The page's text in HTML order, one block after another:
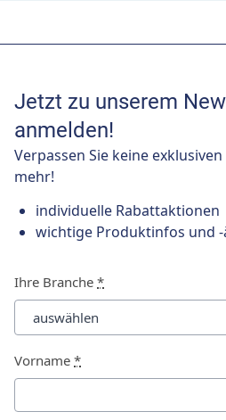
Jetzt zu unserem
anmelden!
Verpassen Sie keine
mehr!
individuelle Rabattaktionen
wichtige Produktinfos und
Ihre Branche *
Vorname *